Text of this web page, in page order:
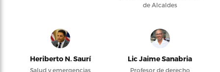
de Alcaldes
Heriberto N. Saurí
Salud y emergencias
Lic Jaime Sanabria
Profesor de derecho